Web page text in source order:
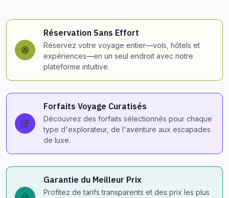
Réservation Sans Effort
Réservez votre voyage entier—vols, hôtels et
expériences—en un seul endroit avec notre
plateforme intuitive.
Forfaits Voyage Curatisés
Découvrez des forfaits sélectionnés pour chaque
type d'explorateur, de l'aventure aux escapades
de luxe.
Garantie du Meilleur Prix
Profitez de tarifs transparents et des prix les plus